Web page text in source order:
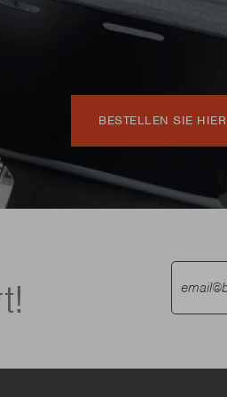
BESTELLEN SIE HIER